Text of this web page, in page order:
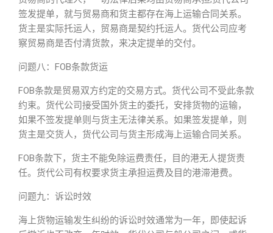
签发提单，就与贸易商和货主都存在海上运输合同关系。
货主是实际托运人，贸易商是契约托运人。货代公司应考
察贸易商是否付清货款，来决定提单的交付。
问题八：FOB条款货运
FOB条款是贸易双方约定的交易方式。货代公司不受此条款
约束。货代公司接受国外货主的委托，安排货物的运输，
如果不签发提单则与货主无法律关系。如果签发提单，则
货主是交货人，货代公司与货主形成海上运输合同关系。
FOB条款下，货主不能免除运费责任，目的港无人提货责
任。货代公司有权要求货主承担运费及目的港滞港费。
问题九：诉讼时效
海上货物运输发生纠纷的诉讼时效通常为一年，即使起诉